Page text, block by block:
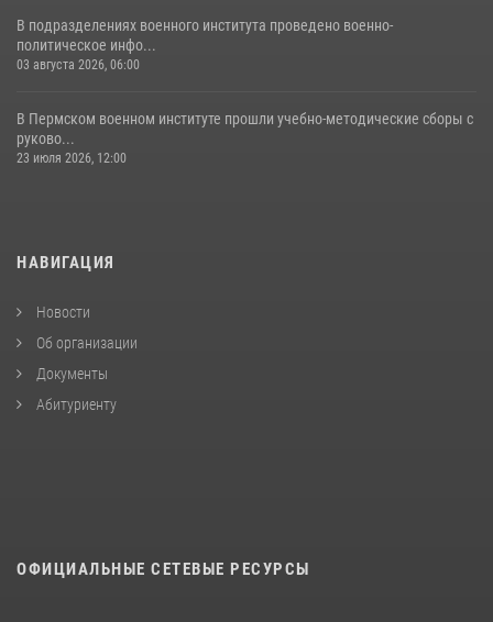
В подразделениях военного института проведено военно-
политическое инфо...
03 августа 2026, 06:00
В Пермском военном институте прошли учебно-методические сборы с
руково...
23 июля 2026, 12:00
НАВИГАЦИЯ
Новости
Об организации
Документы
Абитуриенту
ОФИЦИАЛЬНЫЕ СЕТЕВЫЕ РЕСУРСЫ